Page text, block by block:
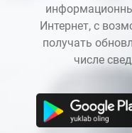
Интернет, с
получать
числе